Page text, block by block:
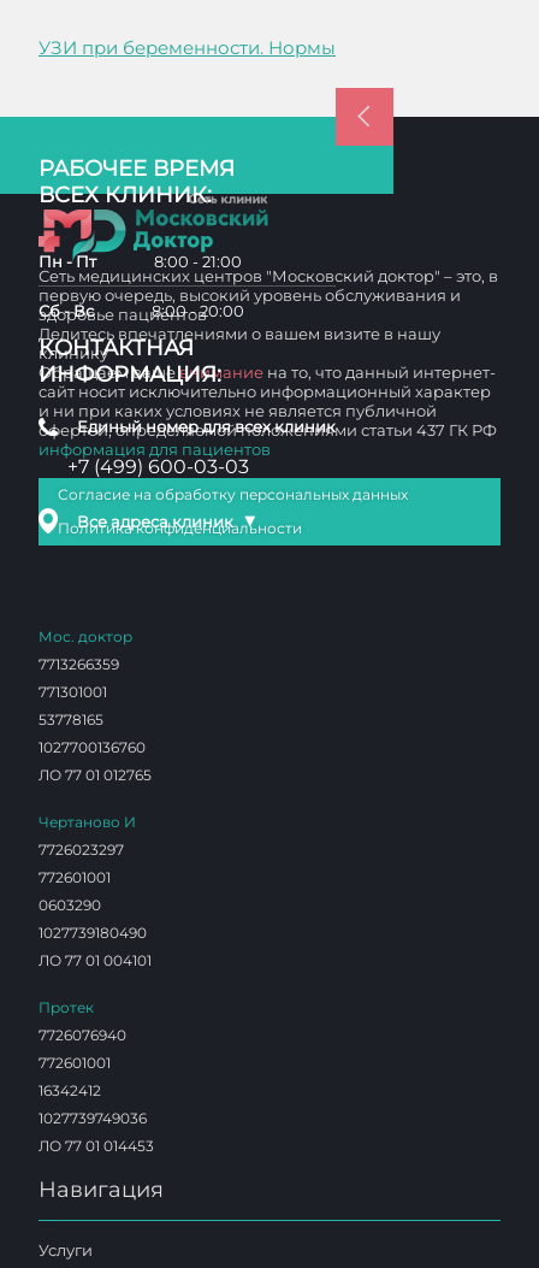
УЗИ при беременности. Нормы
РАБОЧЕЕ ВРЕМЯ
ВСЕХ КЛИНИК:
Пн - Пт 8:00 - 21:00
Сб - Вс 8:00 - 20:00
КОНТАКТНАЯ
ИНФОРМАЦИЯ:
Единый номер для всех клиник
+7 (499) 600-03-03
Все адреса клиник ▼
Сеть медицинских центров "Московский доктор" – это, в
первую очередь, высокий уровень обслуживания и
здоровье пациентов
Делитесь впечатлениями о вашем визите в нашу
клинику
Обращаем вашевнимание на то, что данный интернет-
сайт носит исключительно информационный характер
и ни при каких условиях не является публичной
офертой, определяемой положениями статьи 437 ГК РФ
информация для пациентов
Согласие на обработку персональных данных
Политика конфиденциальности
Мос. доктор
7713266359
771301001
53778165
1027700136760
ЛО 77 01 012765
Чертаново И
7726023297
772601001
0603290
1027739180490
ЛО 77 01 004101
Протек
7726076940
772601001
16342412
1027739749036
ЛО 77 01 014453
Навигация
Услуги